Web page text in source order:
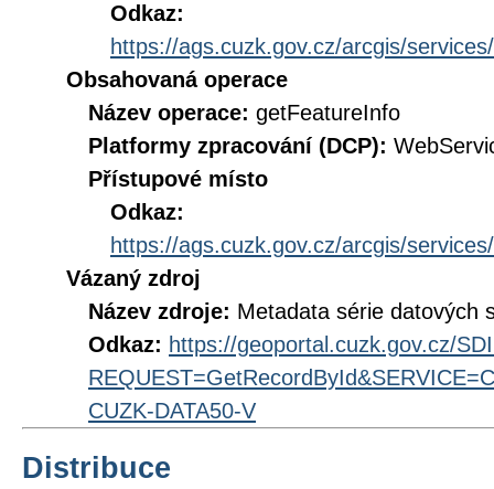
Odkaz:
https://ags.cuzk.gov.cz/arcgis/
Obsahovaná operace
Název operace: getFeatureInfo
Platformy zpracování (DCP):
Přístupové místo
Odkaz:
https://ags.cuzk.gov.cz/arcgis/
Vázaný zdroj
Název zdroje: Metadata série datových
Odkaz: https://geoportal.cuzk.gov.cz/
CUZK-DATA50-V
Distribuce